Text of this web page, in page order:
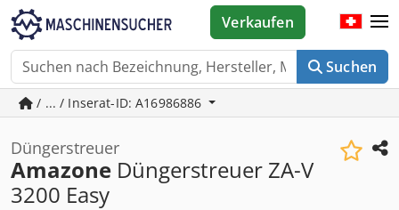
Suchen
Verkaufen
/ ... / Inserat-ID: A16986886
Düngerstreuer
Amazone Düngerstreuer ZA-V
3200 Easy